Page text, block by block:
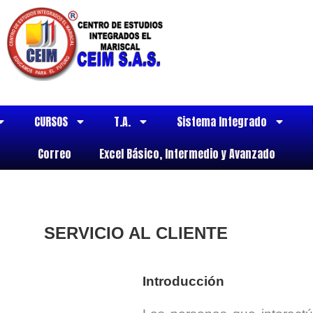
CURSOS T.A. Sistema Integrado
Correo
Excel Básico, Intermedio y Avanzado
SERVICIO AL CLIENTE
Introducción